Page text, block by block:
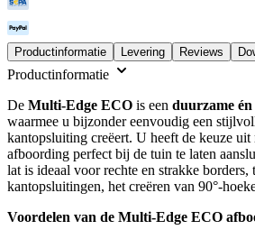
Productinformatie Levering Reviews
Productinformatie
De Multi-Edge ECO is een duurzame
waarmee u bijzonder eenvoudig een
kantopsluiting creëert. U heeft de keuze uit
afboording perfect bij de tuin te laten
lat is ideaal voor rechte en strakke borders,
kantopsluitingen, het creëren van 90°-
Voordelen van de Multi-Edge ECO